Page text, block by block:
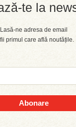
te la
Lasă-ne adresa de email
primul care află noutățile.
Abonare